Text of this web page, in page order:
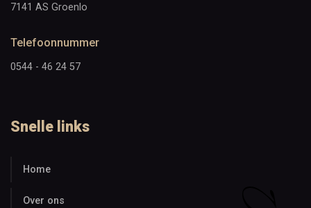
7141 AS Groenlo
Telefoonnummer
0544 - 46 24 57
Snelle links
Home
Over ons